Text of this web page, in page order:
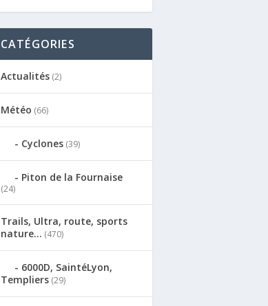
CATÉGORIES
Actualités(2)
Météo (66)
Cyclones(39)
Piton de la Fournaise
(24)
Trails, Ultra, route, sports
nature… (470)
6000D, SaintéLyon,
Templiers(29)